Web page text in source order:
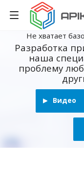
Не хватает
Разработка
наша
проблему
Видео